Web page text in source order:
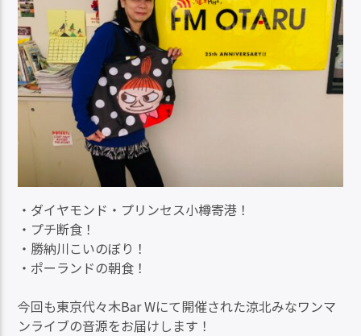
・ダイヤモンド・プリンセス小樽寄港！
・プチ断食！
・勝納川こいのぼり！
・ポーランドの朝食！
今回も東京代々木Bar Wにて開催された涼北みなワンマ
ンライブの音源をお届けします！